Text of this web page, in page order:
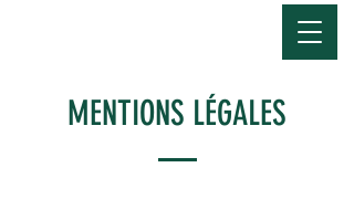
MENTIONS LÉGALES